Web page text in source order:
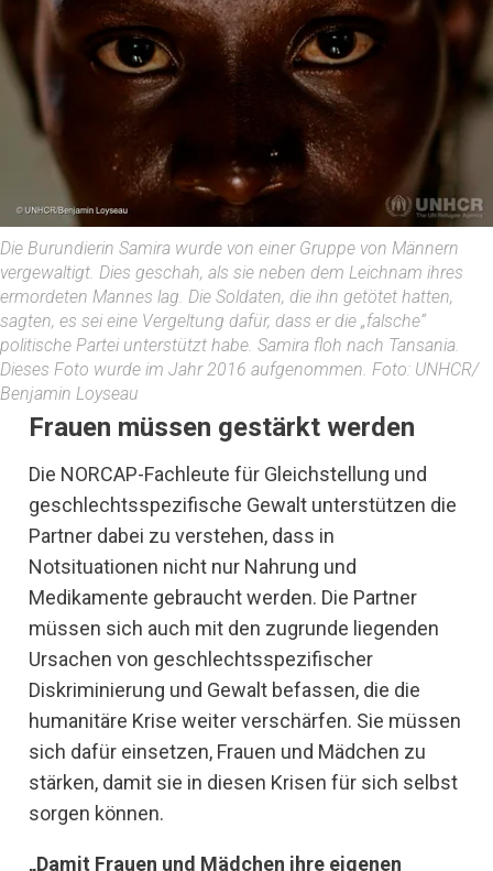
Die Burundierin Samira wurde von einer Gruppe von Männern
vergewaltigt. Dies geschah, als sie neben dem Leichnam ihres
ermordeten Mannes lag. Die Soldaten, die ihn getötet hatten,
sagten, es sei eine Vergeltung dafür, dass er die „falsche“
politische Partei unterstützt habe. Samira floh nach Tansania.
Dieses Foto wurde im Jahr 2016 aufgenommen. Foto: UNHCR/
Benjamin Loyseau
Frauen müssen gestärkt werden
Die NORCAP-Fachleute für Gleichstellung und
geschlechtsspezifische Gewalt unterstützen die
Partner dabei zu verstehen, dass in
Notsituationen nicht nur Nahrung und
Medikamente gebraucht werden. Die Partner
müssen sich auch mit den zugrunde liegenden
Ursachen von geschlechtsspezifischer
Diskriminierung und Gewalt befassen, die die
humanitäre Krise weiter verschärfen. Sie müssen
sich dafür einsetzen, Frauen und Mädchen zu
stärken, damit sie in diesen Krisen für sich selbst
sorgen können.
„Damit Frauen und Mädchen ihre eigenen